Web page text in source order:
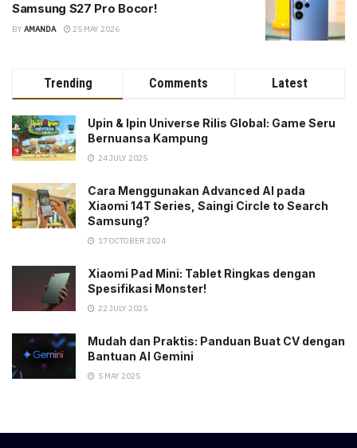
Samsung S27 Pro Bocor!
BY AMANDA 25 MAY 2026
Trending Comments Latest
Upin & Ipin Universe Rilis Global: Game Seru
Bernuansa Kampung
24 JULY 2025
Cara Menggunakan Advanced AI pada
Xiaomi 14T Series, Saingi Circle to Search
Samsung?
17 OCTOBER 2024
Xiaomi Pad Mini: Tablet Ringkas dengan
Spesifikasi Monster!
22 JULY 2025
Mudah dan Praktis: Panduan Buat CV dengan
Bantuan AI Gemini
5 MAY 2025